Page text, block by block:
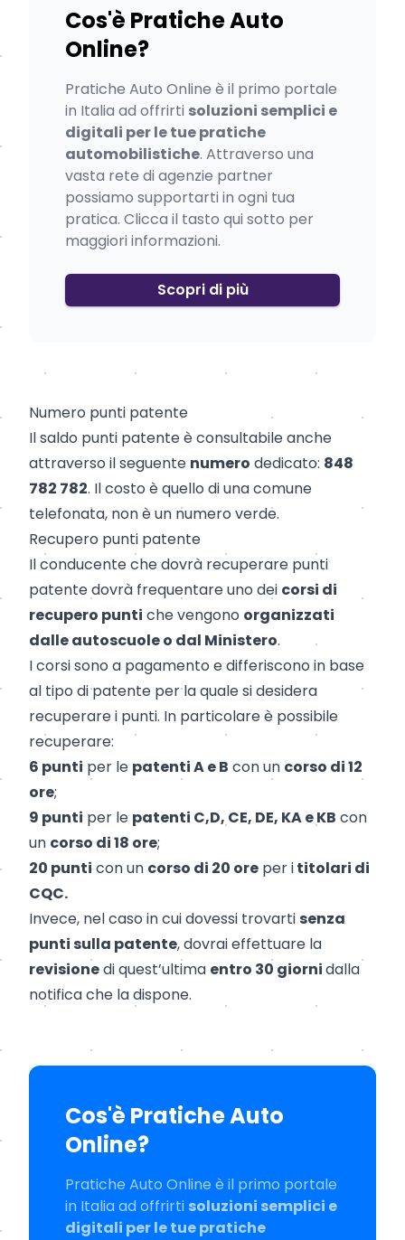
Cos'è Pratiche Auto
Online?
Pratiche Auto Online è il primo portale
in Italia ad offrirti soluzioni semplici e
digitali per le tue pratiche
automobilistiche. Attraverso una
vasta rete di agenzie partner
possiamo supportarti in ogni tua
pratica. Clicca il tasto qui sotto per
maggiori informazioni.
Scopri di più
Numero punti patente
Il saldo punti patente è consultabile anche
attraverso il seguente numero dedicato: 848
782 782. Il costo è quello di una comune
telefonata, non è un numero verde.
Recupero punti patente
Il conducente che dovrà recuperare punti
patente dovrà frequentare uno dei corsi di
recupero punti che vengono organizzati
dalle autoscuole o dal Ministero.
I corsi sono a pagamento e differiscono in base
al tipo di patente per la quale si desidera
recuperare i punti. In particolare è possibile
recuperare:
6 punti per le patenti A e B con un corso di 12
ore;
9 punti per le patenti C,D, CE, DE, KA e KB con
un corso di 18 ore;
20 punticon un corso di 20 ore per ititolari di
CQC.
Invece, nel caso in cui dovessi trovarti senza
punti sulla patente, dovrai effettuare la
revisionedi quest’ultima entro 30 giornidalla
notifica che la dispone.
Cos'è Pratiche Auto
Online?
Pratiche Auto Online è il primo portale
in Italia ad offrirti soluzioni semplici e
digitali per le tue pratiche